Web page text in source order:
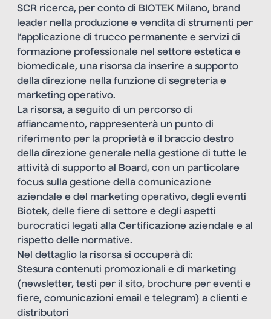
SCR ricerca, per conto di BIOTEK Milano, brand
leader nella produzione e vendita di strumenti per
l’applicazione di trucco permanente e servizi di
formazione professionale nel settore estetica e
biomedicale, una risorsa da inserire a supporto
della direzione nella funzione di segreteria e
marketing operativo.
La risorsa, a seguito di un percorso di
affiancamento, rappresenterà un punto di
riferimento per la proprietà e il braccio destro
della direzione generale nella gestione di tutte le
attività di supporto al Board, con un particolare
focus sulla gestione della comunicazione
aziendale e del marketing operativo, degli eventi
Biotek, delle fiere di settore e degli aspetti
burocratici legati alla Certificazione aziendale e al
rispetto delle normative.
Nel dettaglio la risorsa si occuperà di:
Stesura contenuti promozionali e di marketing
(newsletter, testi per il sito, brochure per eventi e
fiere, comunicazioni email e telegram) a clienti e
distributori